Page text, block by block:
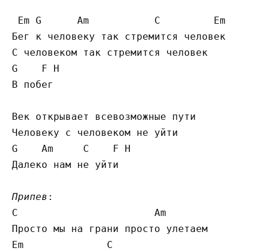
Em G      Am           C         Em
Бег к человеку так стремится человек
С человеком так стремится человек
G    F H
В побег
Век открывает всевозможные пути
Человеку с человеком не уйти
G    Am     C    F H
Далеко нам не уйти
Припев :
C                       Am
Просто мы на грани просто улетаем
Em              C